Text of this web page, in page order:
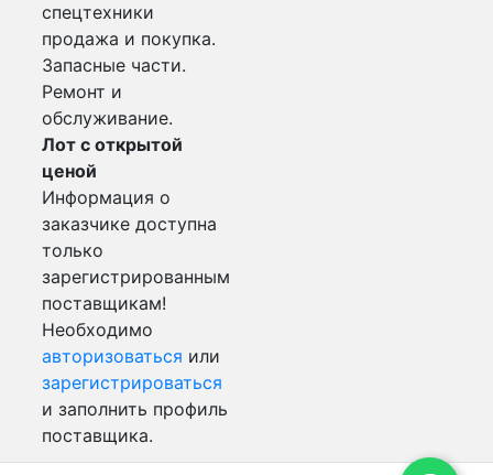
спецтехники
продажа и покупка.
Запасные части.
Ремонт и
обслуживание.
Лот с открытой
ценой
Информация о
заказчике доступна
только
зарегистрированным
поставщикам!
Необходимо
авторизоваться или
зарегистрироваться
и заполнить профиль
поставщика.